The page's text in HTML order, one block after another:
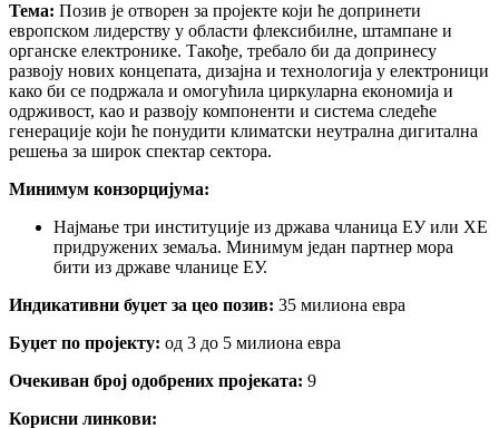
Тема: Позив је отворен за пројекте који ће допринети
европском лидерству у области флексибилне, штампане и
органске електронике. Такође, требало би да допринесу
развоју нових концепата, дизајна и технологија у електроници
како би се подржала и омогућила циркуларна економија и
одрживост, као и развоју компоненти и система следеће
генерације који ће понудити климатски неутрална дигитална
решења за широк спектар сектора.
Минимум конзорцијума:
Најмање три институције из држава чланица ЕУ или ХЕ
придружених земаља. Минимум један партнер мора
бити из државе чланице ЕУ.
Индикативни буџет за цео позив: 35 милиона евра
Буџет по пројекту: од 3 до 5 милиона евра
Очекиван број одобрених пројеката: 9
Корисни линкови: